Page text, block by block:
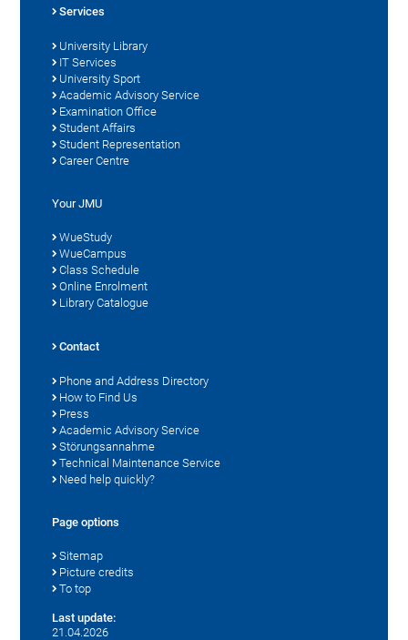
Services
University Library
IT Services
University Sport
Academic Advisory Service
Examination Office
Student Affairs
Student Representation
Career Centre
Your JMU
WueStudy
WueCampus
Class Schedule
Online Enrolment
Library Catalogue
Contact
Phone and Address Directory
How to Find Us
Press
Academic Advisory Service
Störungsannahme
Technical Maintenance Service
Need help quickly?
Page options
Sitemap
Picture credits
To top
Last update:
21.04.2026